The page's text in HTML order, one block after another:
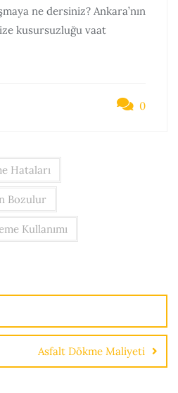
ne dersiniz? Ankara’nın
kusursuzluğu vaat
0
Hataları
Bozulur
Kullanımı
Asfalt Dökme Maliyeti